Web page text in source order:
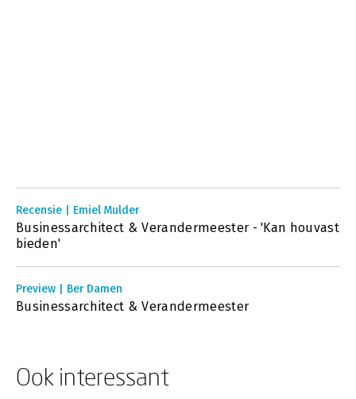
Recensie | Emiel Mulder
Businessarchitect & Verandermeester - 'Kan houvast
bieden'
Preview | Ber Damen
Businessarchitect & Verandermeester
Ook interessant